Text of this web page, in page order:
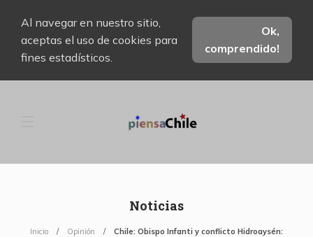
Al navegar en nuestro sitio,
aceptas el uso de cookies para
fines estadísticos.
Ok,
comprendido!
Noticias
Inicio Opinión Chile: Obispo Infanti y conflicto Hidroaysén: